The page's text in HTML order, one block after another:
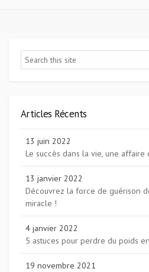
Search
Articles Récents
13 juin 2022
Le succès dans la vie, une
13 janvier 2022
Découvrez la force de guérison
miracle !
4 janvier 2022
5 astuces pour perdre du poids
19 novembre 2021